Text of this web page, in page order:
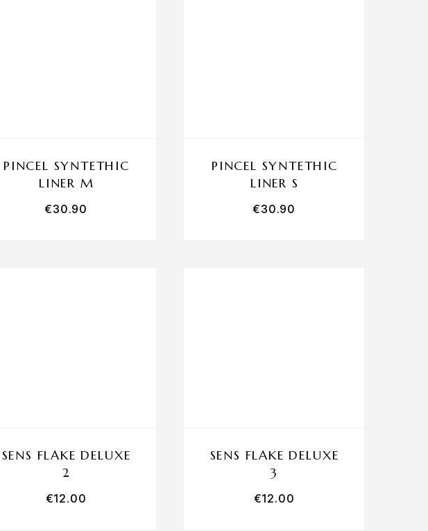
PINCEL SYNTETHIC
LINER M
€30.90
PINCEL SYNTETHIC
LINER S
€30.90
SENS FLAKE DELUXE
2
€12.00
SENS FLAKE DELUXE
3
€12.00